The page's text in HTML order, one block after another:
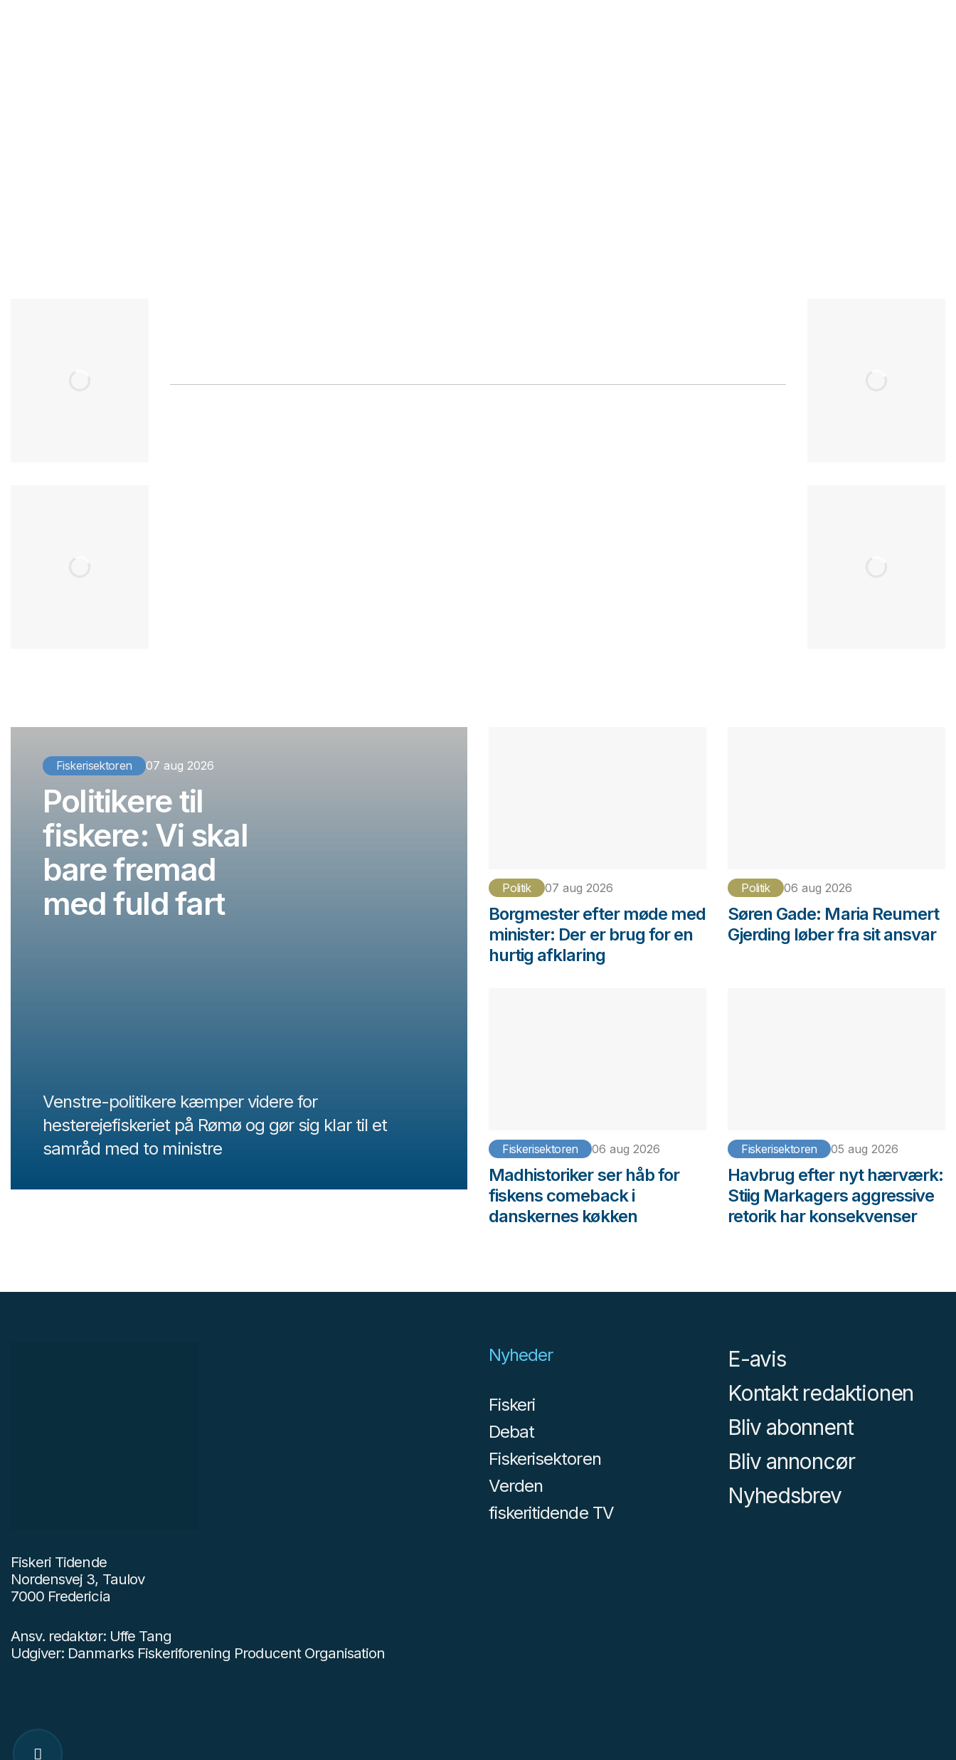
Fiskerisektoren 07 aug 2026
Politikere til
fiskere: Vi skal
bare fremad
med fuld fart
Venstre-politikere kæmper videre for
hesterejefiskeriet på Rømø og gør sig klar til et
samråd med to ministre
Politik 07 aug 2026
Borgmester efter møde med
minister: Der er brug for en
hurtig afklaring
Politik 06 aug 2026
Søren Gade: Maria Reumert
Gjerding løber fra sit ansvar
Fiskerisektoren 06 aug 2026
Madhistoriker ser håb for
fiskens comeback i
danskernes køkken
Fiskerisektoren 05 aug 2026
Havbrug efter nyt hærværk:
Stiig Markagers aggressive
retorik har konsekvenser
Fiskeri Tidende
Nordensvej 3, Taulov
7000 Fredericia
Ansv. redaktør: Uffe Tang
Udgiver: Danmarks Fiskeriforening Producent Organisation
Nyheder
Fiskeri
Debat
Fiskerisektoren
Verden
fiskeritidende TV
E-avis
Kontakt redaktionen
Bliv abonnent
Bliv annoncør
Nyhedsbrev